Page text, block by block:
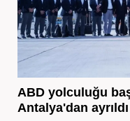
ABD yolculuğu
Antalya'dan ayrıldı